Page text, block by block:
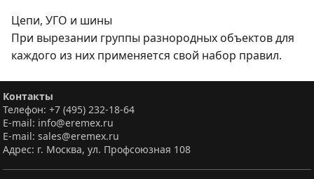
Цепи, УГО и шины
При вырезании группы разнородных объектов для
каждого из них применяется свой набор правил.
Контакты
Телефон: +7 (495) 232-18-64
E-mail: info@eremex.ru
E-mail: sales@eremex.ru
Адрес: г. Москва, ул. Профсоюзная 108